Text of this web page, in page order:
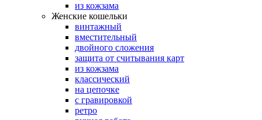
из кожзама
Женские кошельки
винтажный
вместительный
двойного сложения
защита от считывания карт
из кожзама
классический
на цепочке
с гравировкой
ретро